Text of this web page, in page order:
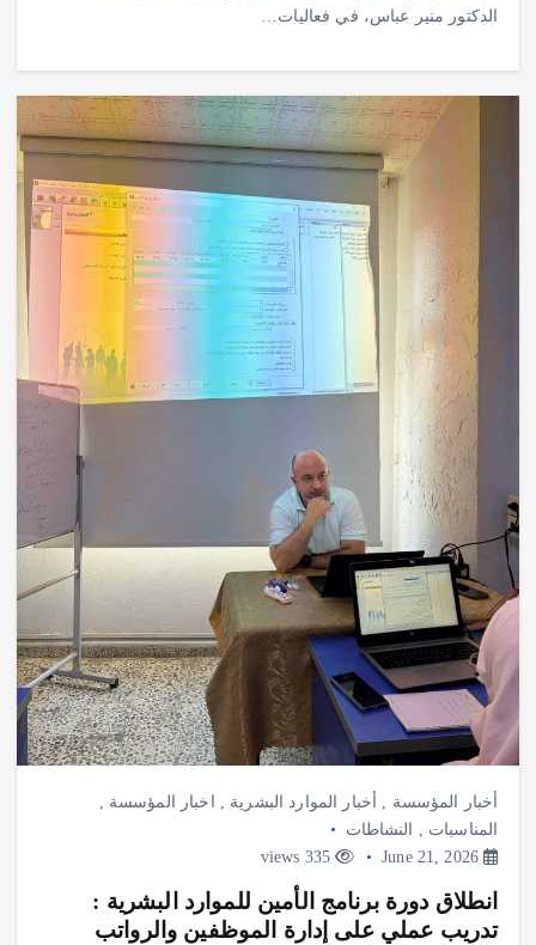
الدكتور منير عباس، في فعاليات…
أخبار المؤسسة , أخبار الموارد البشرية , اخبار المؤسسة ,
المناسبات ,
النشاطات
June 21, 2026
335 views
انطلاق دورة برنامج الأمين للموارد البشرية :
تدريب عملي على إدارة الموظفين والرواتب